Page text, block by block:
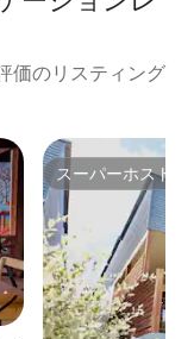
価のリスティング
スーパーホスト
スーパーホスト